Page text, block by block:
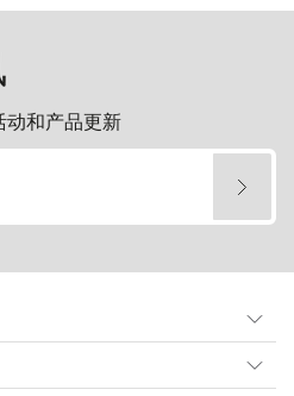
动和产品更新